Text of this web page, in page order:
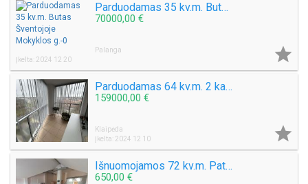
Parduodamas 35 kv.m. Butas Šventojoje Mokyklos g.
70000,00 €
Palanga
Įkelta: 2024 12 20

Parduodamas 64 kv.m. 2 kambarių Butas miesto centre Taikos pr.
159000,00 €
Klaipėda
Įkelta: 2024 12 10

Išnuomojamos 72 kv.m. Patalpos, ofisui, grožio salonui. Senamiestyje Tiltų g.
650,00 €